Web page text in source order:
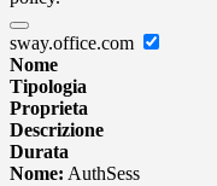
sway.office.com
Nome
Tipologia
Proprieta
Descrizione
Durata
Nome: AuthSess